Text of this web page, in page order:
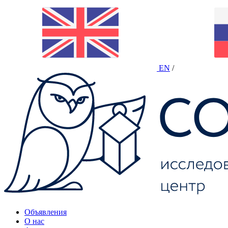
EN /
Объявления
О нас